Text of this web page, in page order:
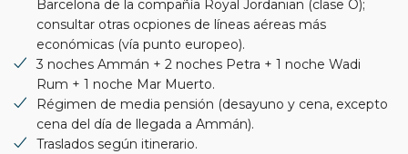
Barcelona de la compañía Royal Jordanian (clase O);
consultar otras ocpiones de líneas aéreas más
económicas (vía punto europeo).
3 noches Ammán + 2 noches Petra + 1 noche Wadi
Rum + 1 noche Mar Muerto.
Régimen de media pensión (desayuno y cena, excepto
cena del día de llegada a Ammán).
Traslados según itinerario.